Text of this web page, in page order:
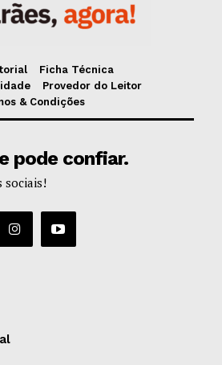
Ficha Técnica
Provedor do Leitor
& Condições
pode confiar.
sociais!